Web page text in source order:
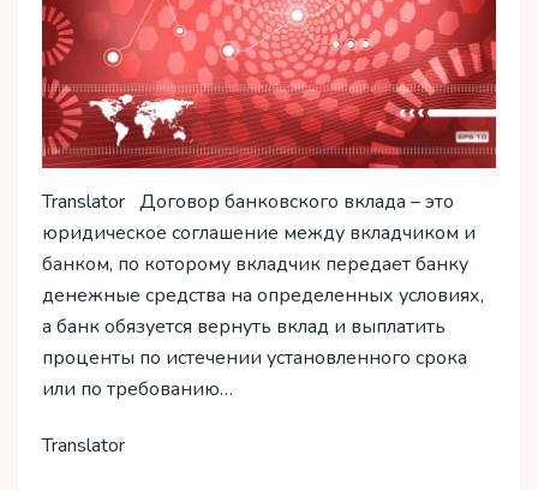
Translator Договор банковского вклада – это
юридическое соглашение между вкладчиком и
банком, по которому вкладчик передает банку
денежные средства на определенных условиях,
а банк обязуется вернуть вклад и выплатить
проценты по истечении установленного срока
или по требованию…
Translator